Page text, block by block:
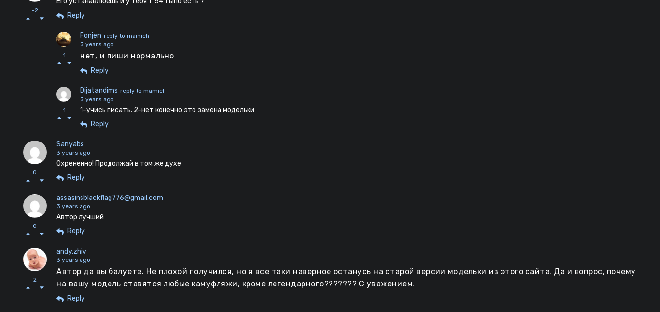
-2
Reply
1
Fonjen reply to mamich
3 years ago
нет, и пиши нормально
Reply
1
Dijatandims reply to mamich
3 years ago
1-учись писать. 2-нет конечно это замена модельки
Reply
0
Sanyabs
3 years ago
Охрененно! Продолжай в том же духе
Reply
0
assasinsblackflag776@gmail.com
3 years ago
Автор лучший
Reply
2
andy.zhiv
3 years ago
Автор да вы балуете. Не плохой получился, но я все таки наверное останусь на старой версии модельки из этого сайта. Да и вопрос, почему
на вашу модель ставятся любые камуфляжи, кроме легендарного??????? С уважением.
Reply